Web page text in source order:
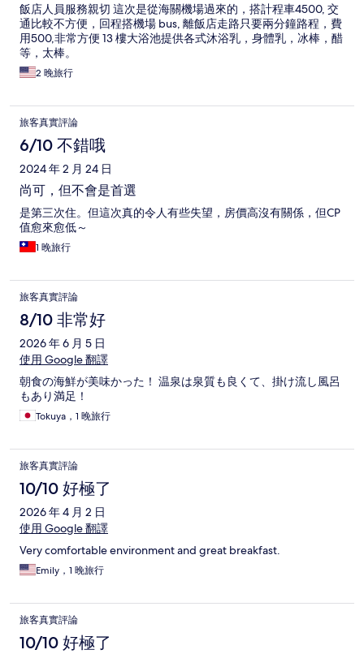
飯店人員服務親切 這次是從海關機場過來的，搭計程車4500, 交
通比較不方便，回程搭機場 bus, 離飯店走路只要兩分鐘路程，費
用500,非常方便 13 樓大浴池提供各式沐浴乳，身體乳，冰棒，醋
等，太棒。
2 晚旅行
旅客真實評論
6/10 不錯哦
2024 年 2 月 24 日
尚可，但不會是首選
是第三次住。但這次真的令人有些失望，房價高沒有關係，但CP
值愈來愈低～
1 晚旅行
旅客真實評論
8/10 非常好
2026 年 6 月 5 日
使用 Google 翻譯
朝食の海鮮が美味かった！ 温泉は泉質も良くて、掛け流し風呂
もあり満足！
Tokuya，1 晚旅行
旅客真實評論
10/10 好極了
2026 年 4 月 2 日
使用 Google 翻譯
Very comfortable environment and great breakfast.
Emily，1 晚旅行
旅客真實評論
10/10 好極了